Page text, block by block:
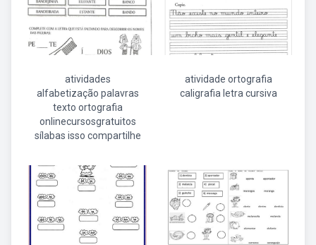
atividades
alfabetização palavras
texto ortografia
onlinecursosgratuitos
sílabas isso compartilhe
atividade ortografia
caligrafia letra cursiva